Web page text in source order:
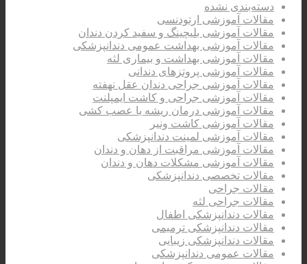
دسته‌بندی نشده
مقالات آموزشی ارتودنسی
مقالات آموزشی بلیچینگ و سفید کردن دندان
مقالات آموزشی بهداشت عمومی دندانپزشکی
مقالات آموزشی بهداشت و بیماری لثه
مقالات آموزشی پروتزهای دندانی
مقالات آموزشی جراحی دندان عقل نهفته
مقالات آموزشی جراحی و کاشت ایمپلنت
مقالات آموزشی درمان ریشه یا عصب کشی
مقالات آموزشی کاشت ونیر
مقالات آموزشی لمینت دندانپزشکی
مقالات آموزشی مراقبت از دهان و دندان
مقالات آموزشی مشکلات دهان و دندان
مقالات تخصصی دندانپزشکی
مقالات جراحی
مقالات جراحی لثه
مقالات دندانپزشکی اطفال
مقالات دندانپزشکی ترمیمی
مقالات دندانپزشکی زیبایی
مقالات عمومی دندانپزشکی